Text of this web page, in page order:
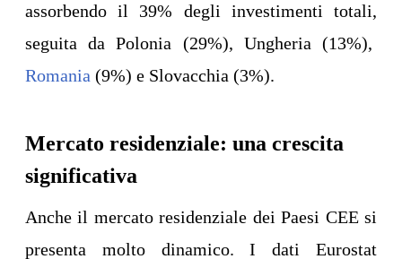
assorbendo il 39% degli investimenti totali,
seguita da Polonia (29%), Ungheria (13%),
Romania (9%) e Slovacchia (3%).
Mercato residenziale: una crescita
significativa
Anche il mercato residenziale dei Paesi CEE si
presenta molto dinamico. I dati Eurostat